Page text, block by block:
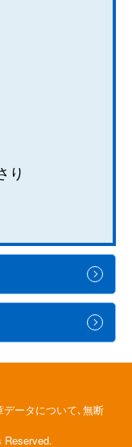
り
ータについて､無断